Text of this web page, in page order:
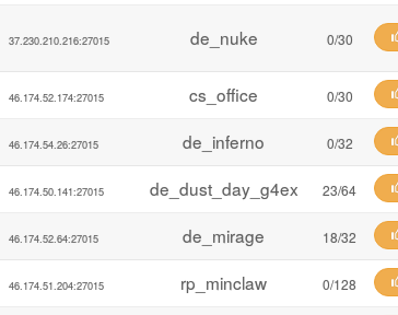
37.230.210.216:27015 de_nuke 0/30
46.174.52.174:27015 cs_office 0/30
46.174.54.26:27015 de_inferno 0/32
46.174.50.141:27015 de_dust_day_g4ex 23/64
46.174.52.64:27015 de_mirage 18/32
46.174.51.204:27015 rp_minclaw 0/128